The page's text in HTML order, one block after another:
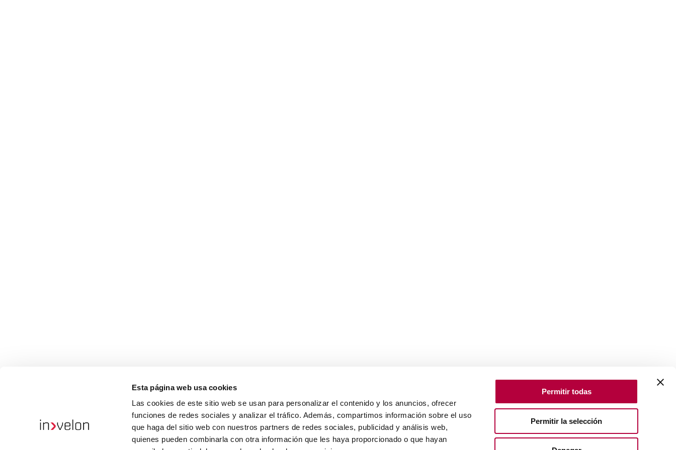
Esta página web usa cookies
Las cookies de este sitio web se usan para personalizar el contenido y los anuncios, ofrecer
funciones de redes sociales y analizar el tráfico. Además, compartimos información sobre el uso
que haga del sitio web con nuestros partners de redes sociales, publicidad y análisis web,
quienes pueden combinarla con otra información que les haya proporcionado o que hayan
Permitir todas
Permitir la selección